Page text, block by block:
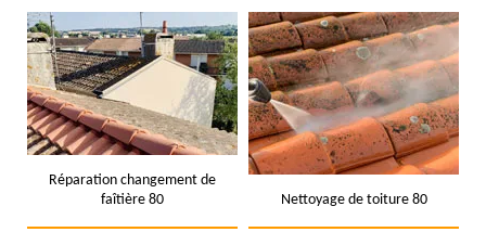
Réparation changement de
faîtière 80
Nettoyage de toiture 80